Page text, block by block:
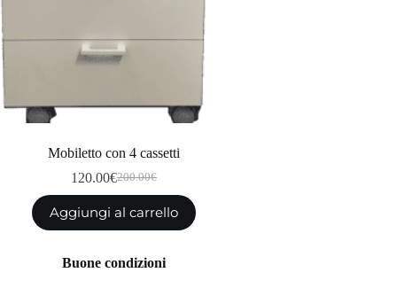
Mobiletto con 4 cassetti
200.00€
Il
prezzo
originale
era:
120.00€Il
prezzo
attuale
è:
Aggiungi al carrello
Buone condizioni